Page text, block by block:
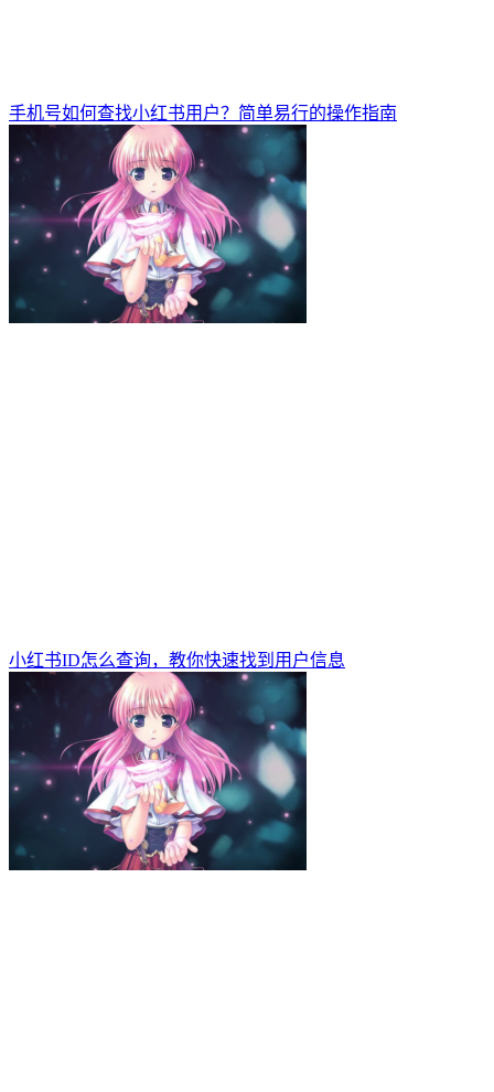
手机号如何查找小红书用户？简单易行的操作指南
小红书ID怎么查询，教你快速找到用户信息